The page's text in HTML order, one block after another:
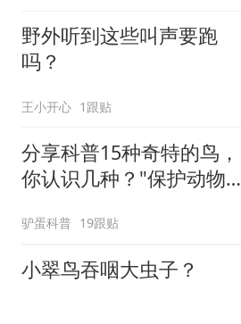
野外听到这些叫声要跑
吗？
王小开心 1跟贴
分享科普15种奇特的鸟，
你认识几种？"保护动物人
驴蛋科普 19跟贴
小翠鸟吞咽大虫子？